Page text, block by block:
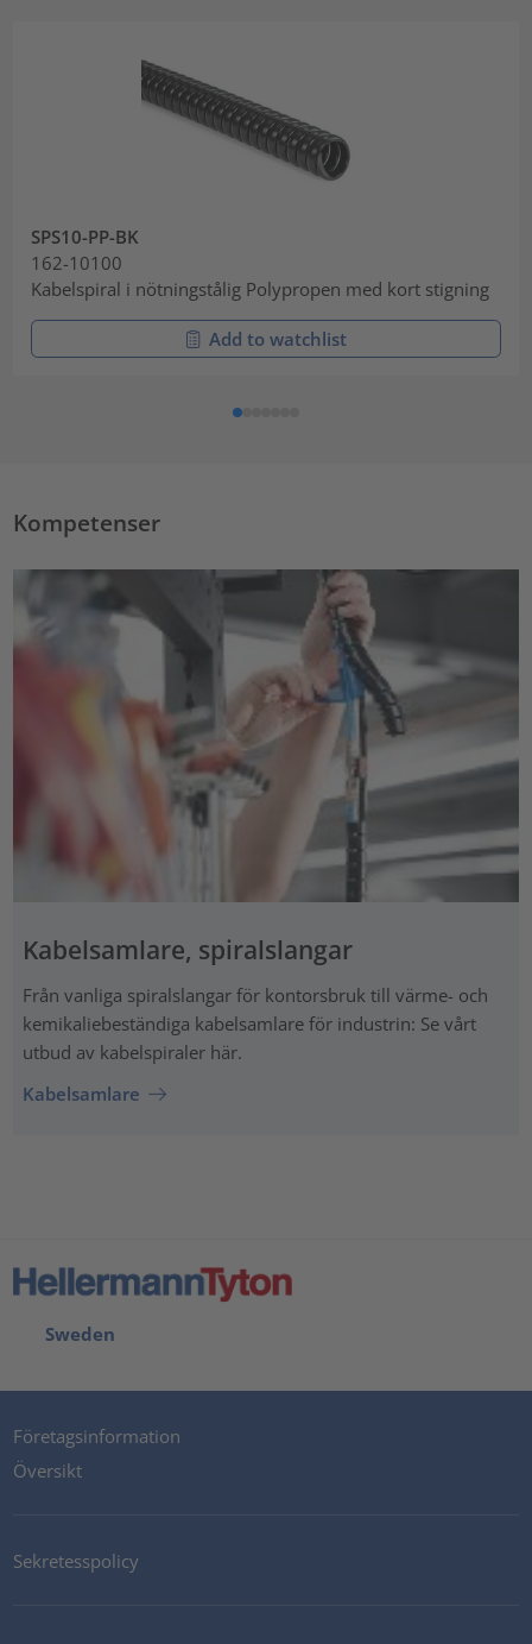
SPS10-PP-BK
162-10100
Kabelspiral i nötningstålig Polypropen med kort stigning
Add to watchlist
Kompetenser
Kabelsamlare, spiralslangar
Från vanliga spiralslangar för kontorsbruk till värme- och
kemikaliebeständiga kabelsamlare för industrin: Se vårt
utbud av kabelspiraler här.
Kabelsamlare
Sweden
Företagsinformation
Översikt
Sekretesspolicy